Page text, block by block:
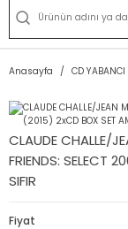
Anasayfa CD YABANCI
CLAUDE CHALLE/
FRIENDS: SELECT
SIFIR
Fiyat